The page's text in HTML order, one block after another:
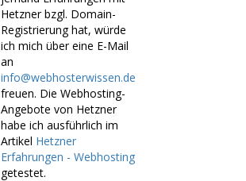
Hetzner bzgl. Domain-
Registrierung hat, würde
ich mich über eine E-Mail
an
info@webhosterwissen.de
freuen. Die Webhosting-
Angebote von Hetzner
habe ich ausführlich im
Artikel Hetzner
Erfahrungen - Webhosting
getestet.